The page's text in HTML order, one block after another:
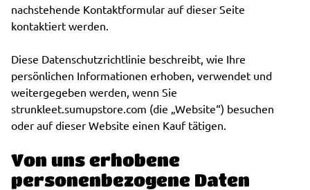
nachstehende Kontaktformular auf dieser Seite
kontaktiert werden.
Diese Datenschutzrichtlinie beschreibt, wie Ihre
persönlichen Informationen erhoben, verwendet und
weitergegeben werden, wenn Sie
strunkleet.sumupstore.com (die „Website“) besuchen
oder auf dieser Website einen Kauf tätigen.
Von uns erhobene
personenbezogene Daten